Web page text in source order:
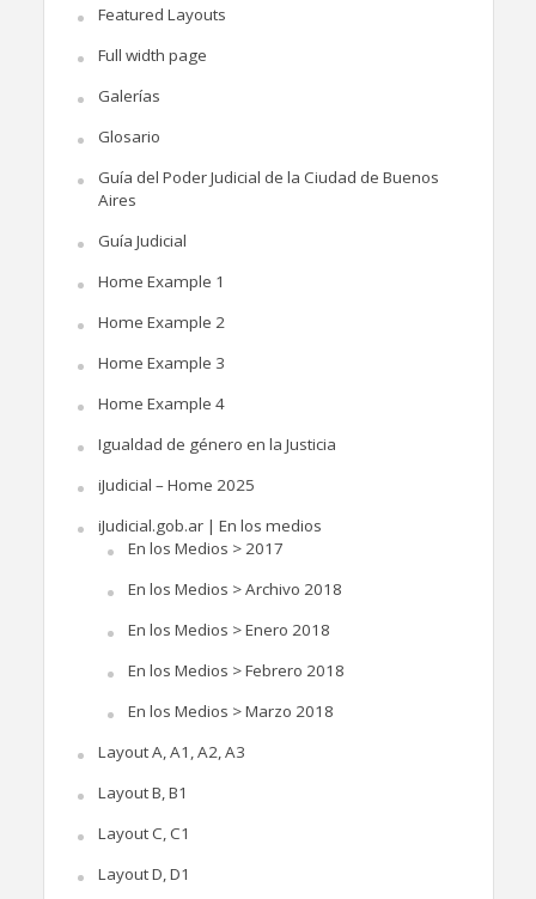
Featured Layouts
Full width page
Galerías
Glosario
Guía del Poder Judicial de la Ciudad de Buenos
Aires
Guía Judicial
Home Example 1
Home Example 2
Home Example 3
Home Example 4
Igualdad de género en la Justicia
iJudicial – Home 2025
iJudicial.gob.ar | En los medios
En los Medios > 2017
En los Medios > Archivo 2018
En los Medios > Enero 2018
En los Medios > Febrero 2018
En los Medios > Marzo 2018
Layout A, A1, A2, A3
Layout B, B1
Layout C, C1
Layout D, D1